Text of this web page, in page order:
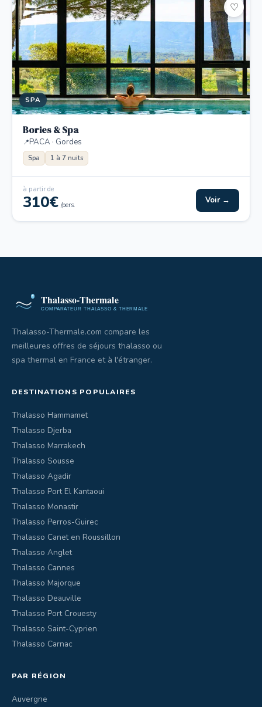
SPA
♡
Bories & Spa
PACA · Gordes
Spa 1 à 7 nuits
à partir de
310€ /pers. Voir →
Thalasso-Thermale.com compare les
meilleures offres de séjours thalasso ou
spa thermal en France et à l'étranger.
DESTINATIONS POPULAIRES
Thalasso Hammamet
Thalasso Djerba
Thalasso Marrakech
Thalasso Sousse
Thalasso Agadir
Thalasso Port El Kantaoui
Thalasso Monastir
Thalasso Perros-Guirec
Thalasso Canet en Roussillon
Thalasso Anglet
Thalasso Cannes
Thalasso Majorque
Thalasso Deauville
Thalasso Port Crouesty
Thalasso Saint-Cyprien
Thalasso Carnac
PAR RÉGION
Auvergne